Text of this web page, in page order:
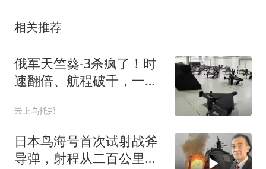
相关推荐
俄军天竺葵-3杀疯了！时
速翻倍、航程破千，一年
云上乌托邦
日本鸟海号首次试射战斧
导弹，射程从二百公里暴